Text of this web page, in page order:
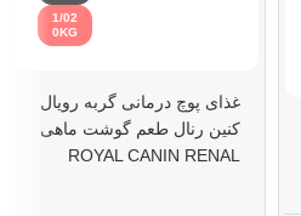
1/02
0KG
غذای پوچ درمانی گربه رویال
کنین رنال طعم گوشت ماهی
ROYAL CANIN RENAL